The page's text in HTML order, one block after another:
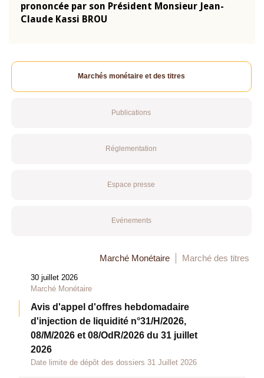
prononcée par son Président Monsieur Jean-
Claude Kassi BROU
Marchés monétaire et des titres
Publications
Réglementation
Espace presse
Evénements
Marché Monétaire Marché des titres
30 juillet 2026
Marché Monétaire
Avis d'appel d'offres hebdomadaire
d'injection de liquidité n°31/H/2026,
08/M/2026 et 08/OdR/2026 du 31 juillet
2026
Date limite de dépôt des dossiers 31 Juillet 2026